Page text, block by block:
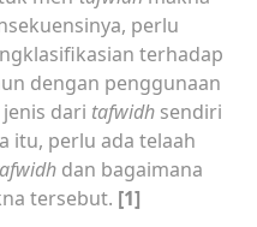
perlu
terhadap
dengan penggunaan
dari tafwidh sendiri
itu, perlu ada telaah
dan bagaimana
tersebut. [1]